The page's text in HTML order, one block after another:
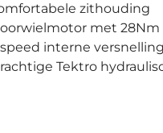
zithouding
met 28Nm
interne
Tektro